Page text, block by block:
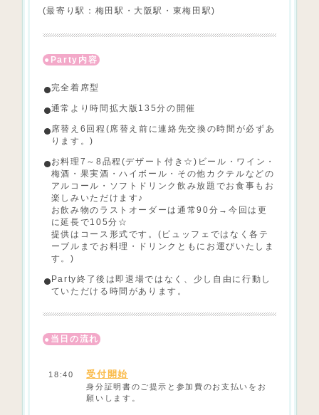
(最寄り駅：梅田駅・大阪駅・東梅田駅)
Party内容
完全着席型
通常より時間拡大版135分の開催
席替え6回程(席替え前に連絡先交換の時間が必ずあ
ります。)
お料理7～8品程(デザート付き☆)ビール・ワイン・
梅酒・果実酒・ハイボール・その他カクテルなどの
アルコール・ソフトドリンク飲み放題でお食事もお
楽しみいただけます♪
お飲み物のラストオーダーは通常90分→今回は更
に延長で105分☆
提供はコース形式です。(ビュッフェではなく各テ
ーブルまでお料理・ドリンクともにお運びいたしま
す。)
Party終了後は即退場ではなく、少し自由に行動し
ていただける時間があります。
当日の流れ
18:40 受付開始
身分証明書のご提示と参加費のお支払いをお
願いします。